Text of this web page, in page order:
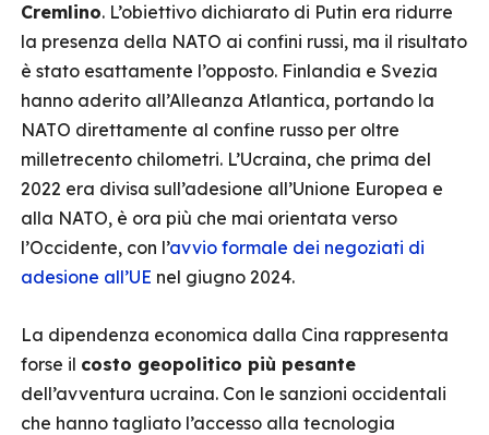
Cremlino. L’obiettivo dichiarato di Putin era ridurre
la presenza della NATO ai confini russi, ma il risultato
è stato esattamente l’opposto. Finlandia e Svezia
hanno aderito all’Alleanza Atlantica, portando la
NATO direttamente al confine russo per oltre
milletrecento chilometri. L’Ucraina, che prima del
2022 era divisa sull’adesione all’Unione Europea e
alla NATO, è ora più che mai orientata verso
l’Occidente, con l’avvio formale dei negoziati di
adesione all’UE nel giugno 2024.
La dipendenza economica dalla Cina rappresenta
forse il costo geopolitico più pesante
dell’avventura ucraina. Con le sanzioni occidentali
che hanno tagliato l’accesso alla tecnologia